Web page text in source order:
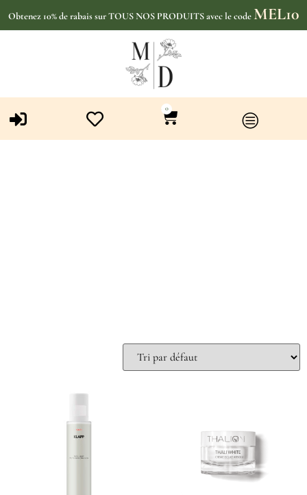
Obtenez 10% de rabais sur TOUS NOS PRODUITS avec le code MEL10
0